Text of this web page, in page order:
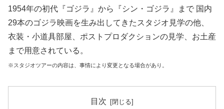
1954年の初代『ゴジラ』から『シン・ゴジラ』まで 国内
29本のゴジラ映画を生み出してきたスタジオ見学の他、
衣装・小道具部屋、ポストプロダクションの見学、お土産
まで用意されている。
※スタジオツアーの内容は、事情により変更となる場合があり。
目次